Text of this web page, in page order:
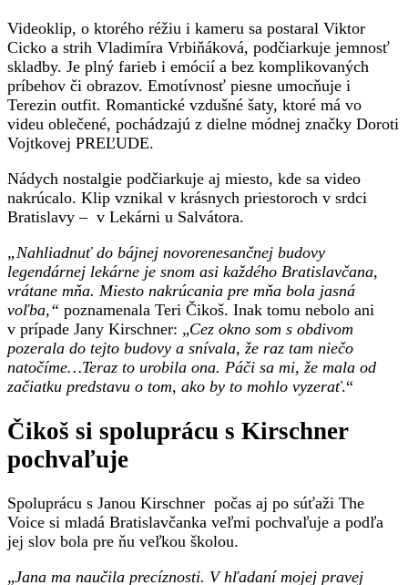
Videoklip, o ktorého réžiu i kameru sa postaral Viktor
Cicko a strih Vladimíra Vrbiňáková, podčiarkuje jemnosť
skladby. Je plný farieb i emócií a bez komplikovaných
príbehov či obrazov. Emotívnosť piesne umocňuje i
Terezin outfit. Romantické vzdušné šaty, ktoré má vo
videu oblečené, pochádzajú z dielne módnej značky Doroti
Vojtkovej PREĽUDE.
Nádych nostalgie podčiarkuje aj miesto, kde sa video
nakrúcalo. Klip vznikal v krásnych priestoroch v srdci
Bratislavy – v Lekárni u Salvátora.
„Nahliadnuť do bájnej novorenesančnej budovy
legendárnej lekárne je snom asi každého Bratislavčana,
vrátane mňa. Miesto nakrúcania pre mňa bola jasná
voľba,“ poznamenala Teri Čikoš. Inak tomu nebolo ani
v prípade Jany Kirschner: „Cez okno som s obdivom
pozerala do tejto budovy a snívala, že raz tam niečo
natočíme…Teraz to urobila ona. Páči sa mi, že mala od
začiatku predstavu o tom, ako by to mohlo vyzerať.“
Čikoš si spoluprácu s Kirschner
pochvaľuje
Spoluprácu s Janou Kirschner počas aj po súťaži The
Voice si mladá Bratislavčanka veľmi pochvaľuje a podľa
jej slov bola pre ňu veľkou školou.
„Jana ma naučila precíznosti. V hľadaní mojej pravej